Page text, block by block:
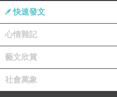
經很讓人驚艷了
天氣真的好熱 任誰都會忍不住要
風景很美 但真的太熱了 當時是
快速發文
心情雜記
藝文欣賞
社會萬象